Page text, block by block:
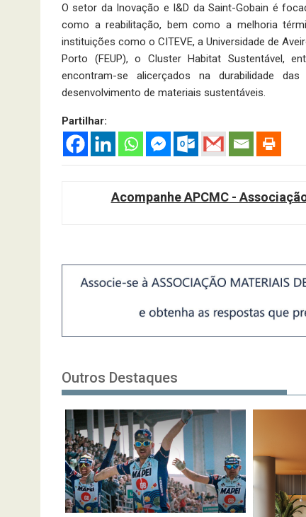
O setor da Inovação e I&D da Saint-Gobain é
como a reabilitação, bem como a melhoria
instituições como o CITEVE, a Universidade de
Porto (FEUP), o Cluster Habitat Sustentável,
encontram-se alicerçados na durabilidade
desenvolvimento de materiais sustentáveis.
Partilhar:
Acompanhe APCMC -
Outros Destaques